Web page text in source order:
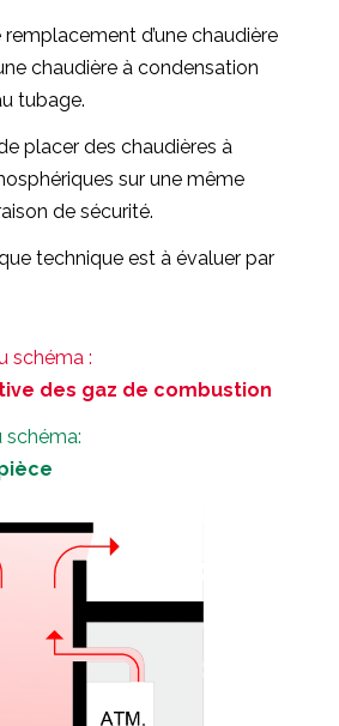
d’une chaudière
chaudière à condensation
tubage.
placer des chaudières à
sur une même
de sécurité.
technique est à évaluer par
schéma :
des gaz de combustion